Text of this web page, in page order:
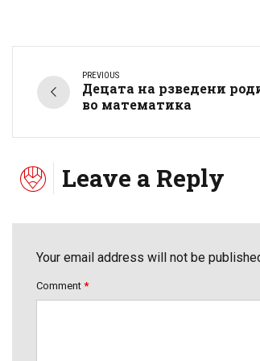
PREVIOUS
Децата на рзведени
во математика
Leave a Reply
Your email address will not be
Comment *